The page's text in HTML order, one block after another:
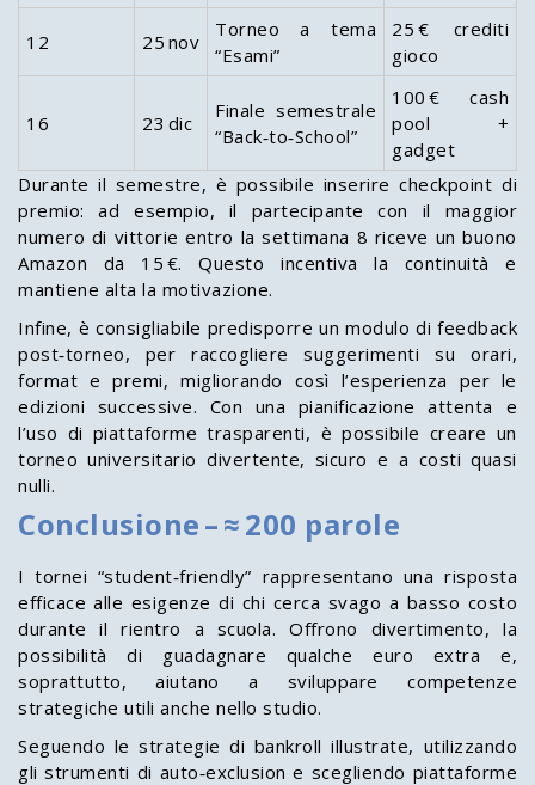
12 25 nov
Torneo a tema
“Esami”
25 € crediti
gioco
16 23 dic
Finale semestrale
“Back‑to‑School”
100 € cash
pool +
gadget
Durante il semestre, è possibile inserire checkpoint di
premio: ad esempio, il partecipante con il maggior
numero di vittorie entro la settimana 8 riceve un buono
Amazon da 15 €. Questo incentiva la continuità e
mantiene alta la motivazione.
Infine, è consigliabile predisporre un modulo di feedback
post‑torneo, per raccogliere suggerimenti su orari,
format e premi, migliorando così l’esperienza per le
edizioni successive. Con una pianificazione attenta e
l’uso di piattaforme trasparenti, è possibile creare un
torneo universitario divertente, sicuro e a costi quasi
nulli.
Conclusione – ≈ 200 parole
I tornei “student‑friendly” rappresentano una risposta
efficace alle esigenze di chi cerca svago a basso costo
durante il rientro a scuola. Offrono divertimento, la
possibilità di guadagnare qualche euro extra e,
soprattutto, aiutano a sviluppare competenze
strategiche utili anche nello studio.
Seguendo le strategie di bankroll illustrate, utilizzando
gli strumenti di auto‑exclusion e scegliendo piattaforme